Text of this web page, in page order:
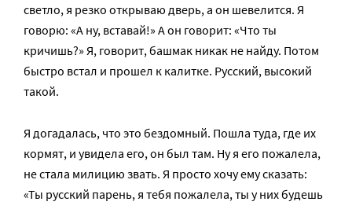
светло, я резко открываю дверь, а он шевелится. Я
говорю: «А ну, вставай!» А он говорит: «Что ты
кричишь?» Я, говорит, башмак никак не найду. Потом
быстро встал и прошел к калитке. Русский, высокий
такой.
Я догадалась, что это бездомный. Пошла туда, где их
кормят, и увидела его, он был там. Ну я его пожалела,
не стала милицию звать. Я просто хочу ему сказать:
«Ты русский парень, я тебя пожалела, ты у них будешь